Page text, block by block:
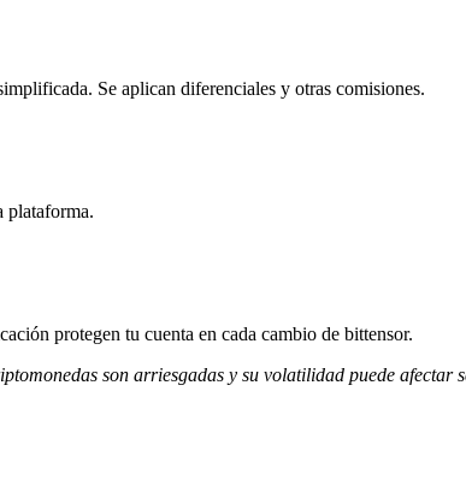
Se aplican diferenciales y otras comisiones.
plataforma.
protegen tu cuenta en cada cambio de bittensor.
son arriesgadas y su volatilidad puede afectar